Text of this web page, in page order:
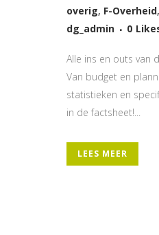
overig, F-Overheid,
dg_admin
0
Alle ins en outs van
Van budget en
statistieken en
in de factsheet!...
LEES MEER